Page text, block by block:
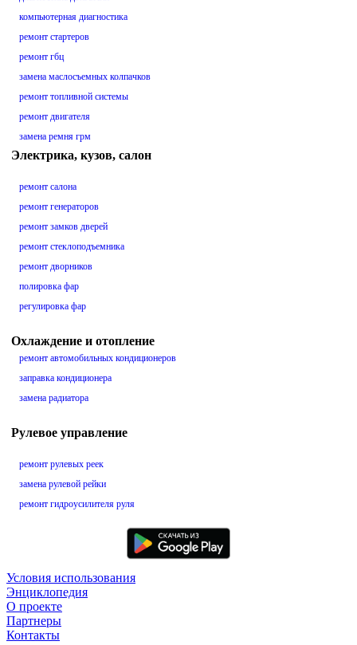
компьютерная диагностика
ремонт стартеров
ремонт гбц
замена маслосъемных колпачков
ремонт топливной системы
ремонт двигателя
замена ремня грм
Электрика, кузов, салон
ремонт салона
ремонт генераторов
ремонт замков дверей
ремонт стеклоподъемника
ремонт дворников
полировка фар
регулировка фар
Охлаждение и отопление
ремонт автомобильных кондиционеров
заправка кондиционера
замена радиатора
Рулевое управление
ремонт рулевых реек
замена рулевой рейки
ремонт гидроусилителя руля
Условия использования
Энциклопедия
О проекте
Партнеры
Контакты